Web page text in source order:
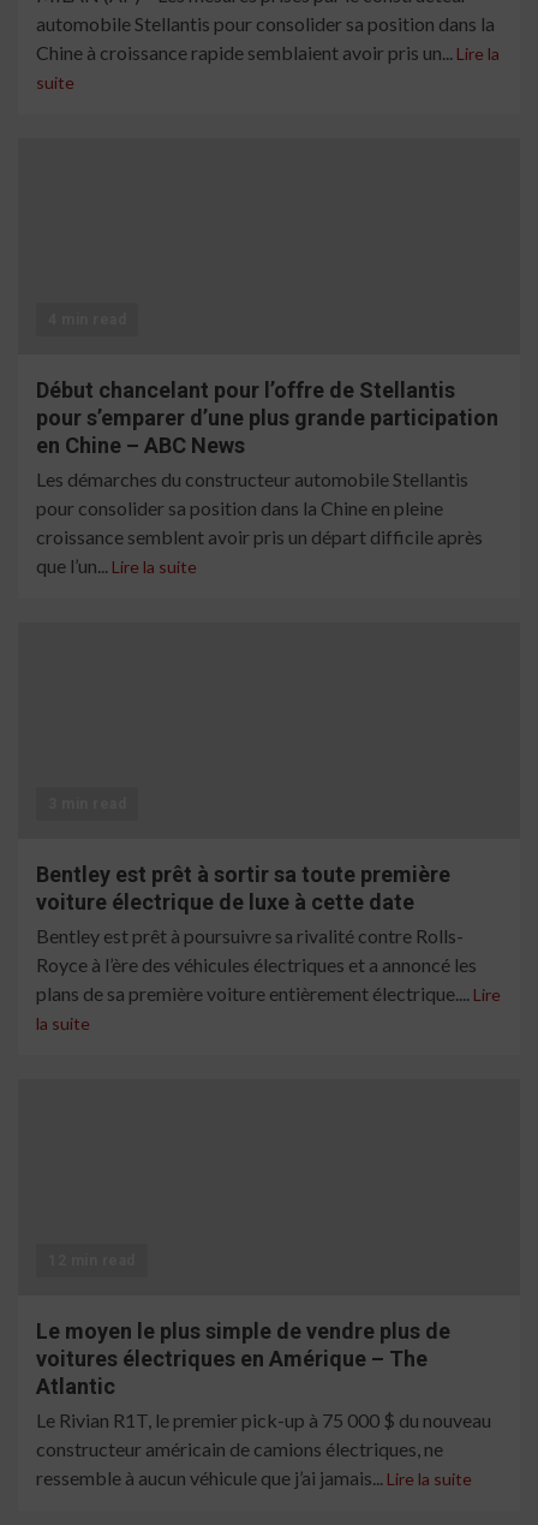
automobile Stellantis pour consolider sa position dans la
Chine à croissance rapide semblaient avoir pris un... Lire la
suite
Début chancelant pour l’offre de Stellantis
pour s’emparer d’une plus grande participation
en Chine – ABC News
Les démarches du constructeur automobile Stellantis
pour consolider sa position dans la Chine en pleine
croissance semblent avoir pris un départ difficile après
que l’un... Lire la suite
Bentley est prêt à sortir sa toute première
voiture électrique de luxe à cette date
Bentley est prêt à poursuivre sa rivalité contre Rolls-
Royce à l’ère des véhicules électriques et a annoncé les
plans de sa première voiture entièrement électrique.... Lire
la suite
Le moyen le plus simple de vendre plus de
voitures électriques en Amérique – The
Atlantic
Le Rivian R1T, le premier pick-up à 75 000 $ du nouveau
constructeur américain de camions électriques, ne
ressemble à aucun véhicule que j’ai jamais... Lire la suite